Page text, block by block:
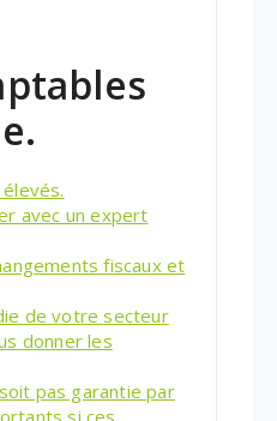
avec un expert
fiscaux et
de votre secteur
donner les
pas garantie par
si ces